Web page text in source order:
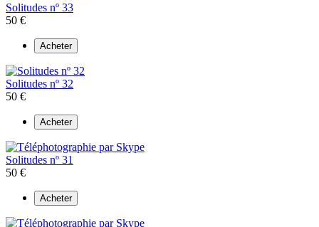
Solitudes nº 33
50 €
Acheter
Solitudes nº 32
50 €
Acheter
Solitudes nº 31
50 €
Acheter